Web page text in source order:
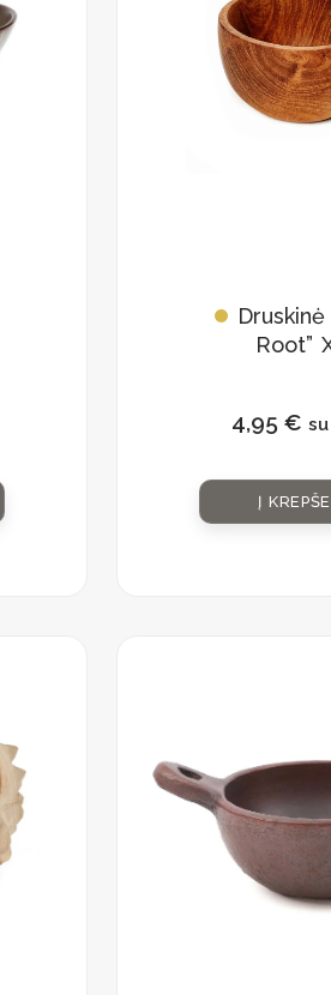
Druskinė
Root”
4,95 € su
Į